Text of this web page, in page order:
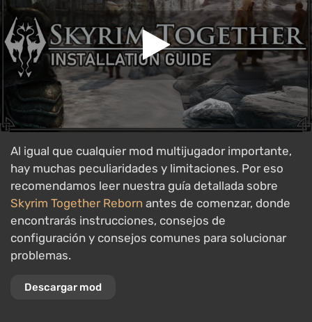
Al igual que cualquier mod multijugador importante,
hay muchas peculiaridades y limitaciones. Por eso
recomendamos leer nuestra guía detallada sobre
Skyrim Together Reborn antes de comenzar, donde
encontrarás instrucciones, consejos de
configuración y consejos comunes para solucionar
problemas.
Descargar mod